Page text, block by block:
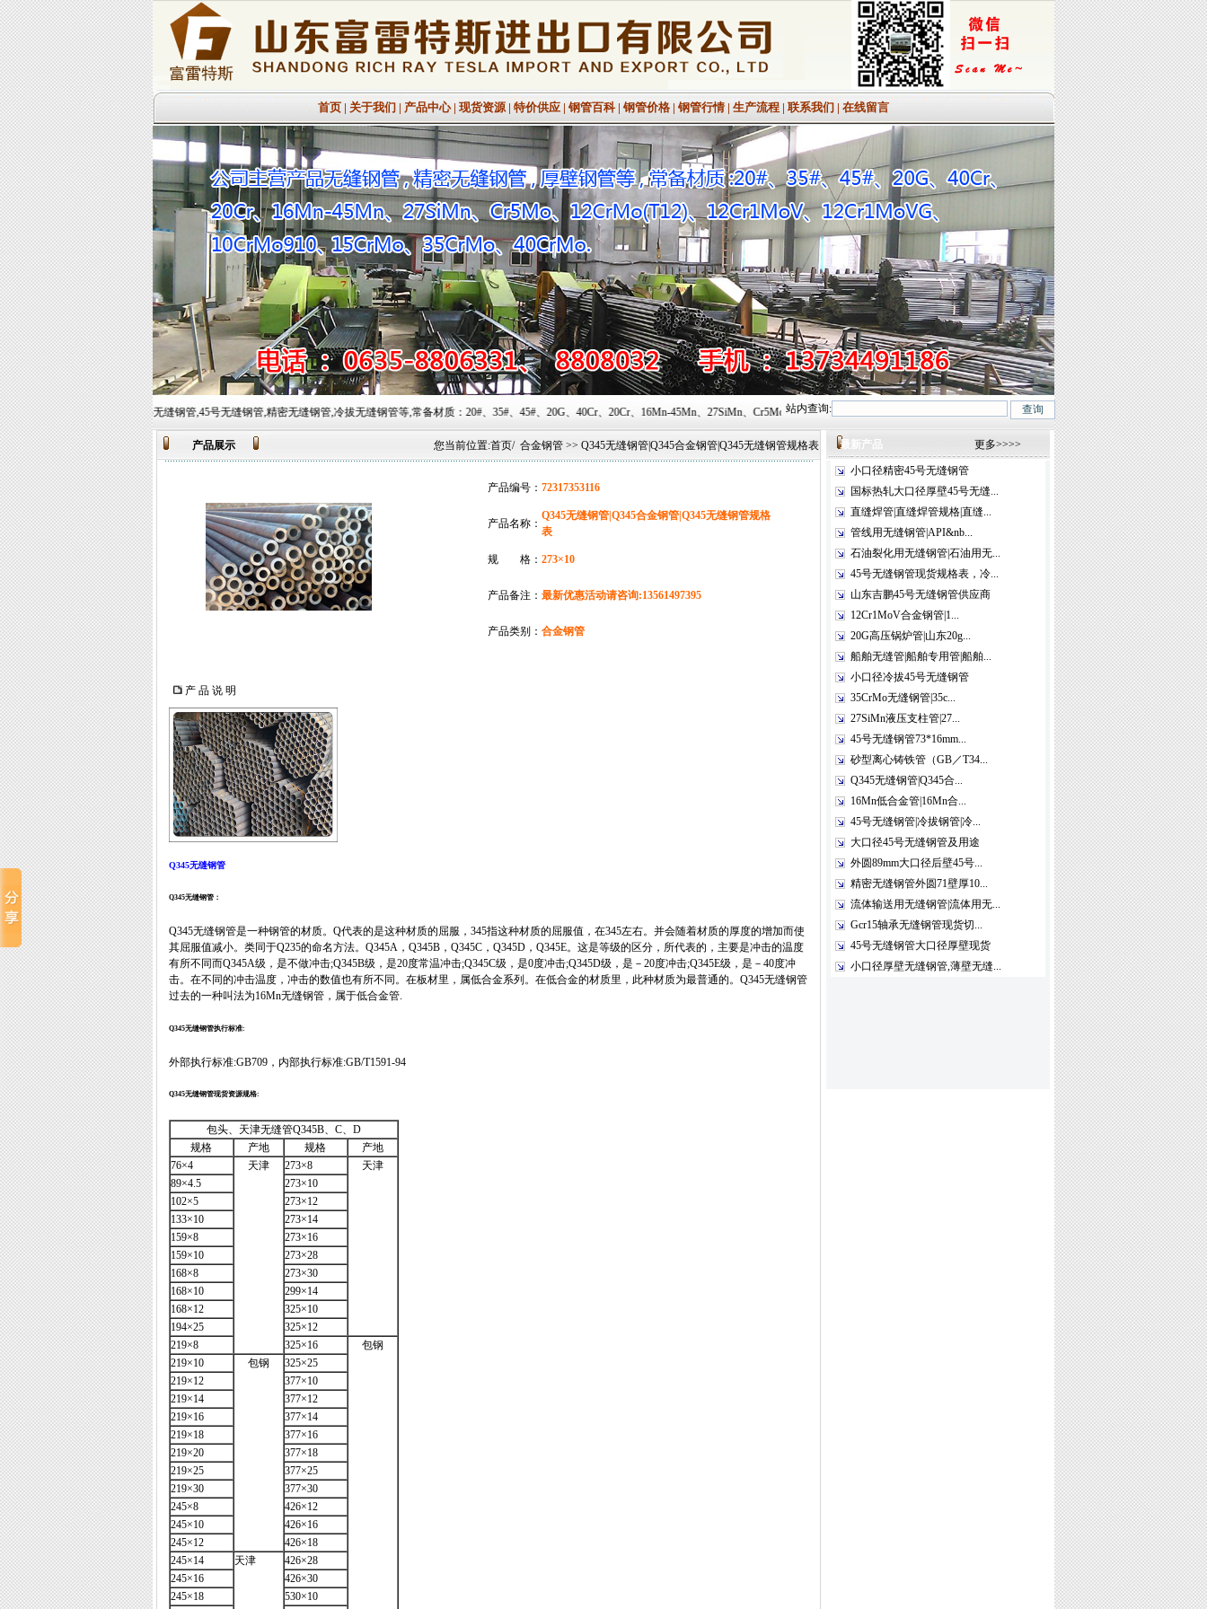
首页 | 关于我们 | 产品中心| 现货资源 | 特价供应 | 钢管百科| 钢管价格 | 钢管行情 | 生产流程 | 联系我们 | 在线留言
的到来!主营业务有:Q345B无缝钢管,45号无缝钢管,精密无缝钢管,冷拔无缝钢管等,常备材质：20#、35#、45#、20G、40Cr、20Cr、16Mn-45Mn、27SiMn、Cr5Mo、12CrMo(T12)、12Cr1MoV、12Cr1MoVG、10CrMo910、 15CrMo、35CrMo、40CrMo.咨询
站内查询:
产品展示 您当前位置:首页/ 合金钢管 >> Q345无缝钢管|Q345合金钢管|Q345无缝钢管规格表
产品编号： 72317353116
产品名称：
Q345无缝钢管|Q345合金钢管|Q345无缝钢管规格
表
规 格： 273×10
产品备注： 最新优惠活动请咨询:13561497395
产品类别： 合金钢管
产 品 说 明
Q345无缝钢管
Q345无缝钢管：
Q345无缝钢管是一种钢管的材质。Q代表的是这种材质的屈服，345指这种材质的屈服值，在345左右。并会随着材质的厚度的增加而使
其屈服值减小。类同于Q235的命名方法。Q345A，Q345B，Q345C，Q345D，Q345E。这是等级的区分，所代表的，主要是冲击的温度
有所不同而Q345A级，是不做冲击;Q345B级，是20度常温冲击;Q345C级，是0度冲击;Q345D级，是－20度冲击;Q345E级，是－40度冲
击。在不同的冲击温度，冲击的数值也有所不同。在板材里，属低合金系列。在低合金的材质里，此种材质为最普通的。Q345无缝钢管
过去的一种叫法为16Mn无缝钢管，属于低合金管.
Q345无缝钢管执行标准:
外部执行标准:GB709，内部执行标准:GB/T1591-94
Q345无缝钢管现货资源规格:
包头、天津无缝管Q345B、C、D
规格
产地 规格
产地
76×4
天津 273×8
天津
89×4.5
273×10
102×5
273×12
133×10
273×14
159×8
273×16
159×10
273×28
168×8
273×30
168×10
299×14
168×12
325×10
194×25
325×12
219×8
325×16
包钢
219×10
包钢
325×25
219×12
377×10
219×14
377×12
219×16
377×14
219×18
377×16
219×20
377×18
219×25
377×25
219×30
377×30
245×8
426×12
245×10
426×16
245×12
426×18
245×14
天津
426×28
245×16
426×30
245×18
530×10
最新产品 更多>>>>
小口径精密45号无缝钢管
国标热轧大口径厚壁45号无缝...
直缝焊管|直缝焊管规格|直缝...
管线用无缝钢管|API&nb...
石油裂化用无缝钢管|石油用无...
45号无缝钢管现货规格表，冷...
山东吉鹏45号无缝钢管供应商
12Cr1MoV合金钢管|1...
20G高压锅炉管|山东20g...
船舶无缝管|船舶专用管|船舶...
小口径冷拔45号无缝钢管
35CrMo无缝钢管|35c...
27SiMn液压支柱管|27...
45号无缝钢管73*16mm...
砂型离心铸铁管（GB／T34...
Q345无缝钢管|Q345合...
16Mn低合金管|16Mn合...
45号无缝钢管|冷拔钢管|冷...
大口径45号无缝钢管及用途
外圆89mm大口径后壁45号...
精密无缝钢管外圆71壁厚10...
流体输送用无缝钢管|流体用无...
Gcr15轴承无缝钢管现货切...
45号无缝钢管大口径厚壁现货
小口径厚壁无缝钢管,薄壁无缝...